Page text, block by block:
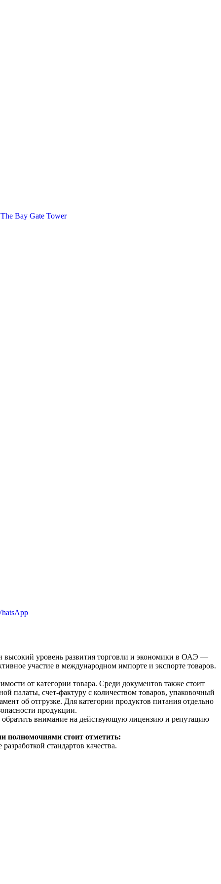
Bay Gate Tower
высокий уровень развития торговли и экономики в ОАЭ —
участие в международном импорте и экспорте товаров.
от категории товара. Среди документов также стоит
палаты, счет-фактуру с количеством товаров, упаковочный
об отгрузке. Для категории продуктов питания отдельно
продукции.
обратить внимание на действующую лицензию и репутацию
полномочиями стоит отметить:
стандартов качества.